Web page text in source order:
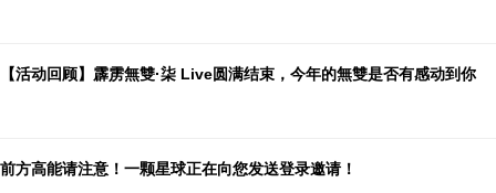
【活动回顾】霹雳無雙·柒 Live圆满结束，今年的無雙是否有感动到你
前方高能请注意！一颗星球正在向您发送登录邀请！